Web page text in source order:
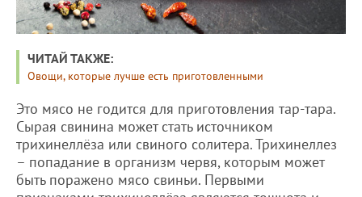
ЧИТАЙ ТАКЖЕ:
Овощи, которые лучше есть приготовленными
Это мясо не годится для приготовления тар-тара.
Сырая свинина может стать источником
трихинеллёза или свиного солитера. Трихинеллез
– попадание в организм червя, которым может
быть поражено мясо свиньи. Первыми